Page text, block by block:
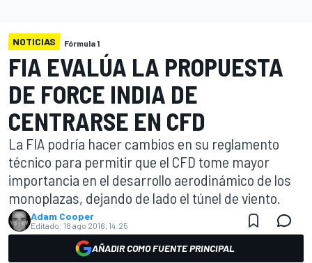
NOTICIAS Fórmula 1
FIA EVALÚA LA PROPUESTA
DE FORCE INDIA DE
CENTRARSE EN CFD
La FIA podría hacer cambios en su reglamento
técnico para permitir que el CFD tome mayor
importancia en el desarrollo aerodinámico de los
monoplazas, dejando de lado el túnel de viento.
Adam Cooper
Editado: 18 ago 2016, 14:25
AÑADIR COMO FUENTE PRINCIPAL